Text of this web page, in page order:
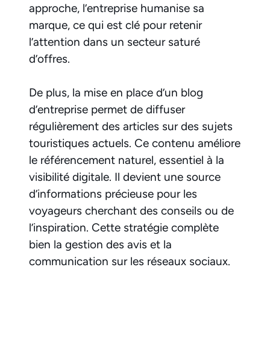
approche, l’entreprise humanise sa
marque, ce qui est clé pour retenir
l’attention dans un secteur saturé
d’offres.
De plus, la mise en place d’un blog
d’entreprise permet de diffuser
régulièrement des articles sur des sujets
touristiques actuels. Ce contenu améliore
le référencement naturel, essentiel à la
visibilité digitale. Il devient une source
d’informations précieuse pour les
voyageurs cherchant des conseils ou de
l’inspiration. Cette stratégie complète
bien la gestion des avis et la
communication sur les réseaux sociaux.